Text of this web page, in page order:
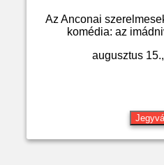
Az Anconai
komédia: az
augusztus